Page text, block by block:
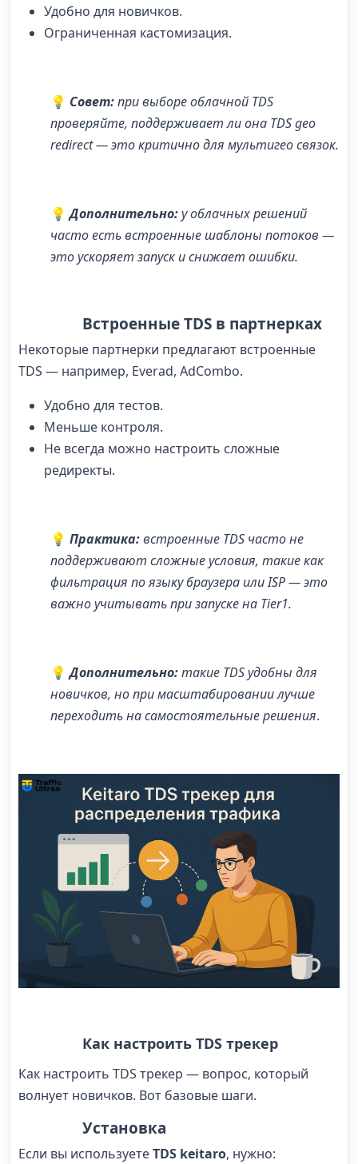
Удобно для новичков.
Ограниченная кастомизация.
💡 Совет:при выборе облачной TDS
проверяйте, поддерживает ли она TDS geo
redirect— это критично для мультигео связок.
💡 Дополнительно:у облачных решений
часто есть встроенные шаблоны потоков —
это ускоряет запуск и снижает ошибки.
Встроенные TDS в партнерках
Некоторые партнерки предлагают встроенные
TDS — например, Everad, AdCombo.
Удобно для тестов.
Меньше контроля.
Не всегда можно настроить сложные
редиректы.
💡 Практика:встроенные TDS часто не
поддерживают сложные условия, такие как
фильтрация по языку браузера или ISP — это
важно учитывать при запуске на Tier1.
💡 Дополнительно:такие TDS удобны для
новичков, но при масштабировании лучше
переходить на самостоятельные решения.
Как настроить TDS трекер
Как настроить TDS трекер — вопрос, который
волнует новичков. Вот базовые шаги.
Установка
Если вы используетеTDS keitaro, нужно: